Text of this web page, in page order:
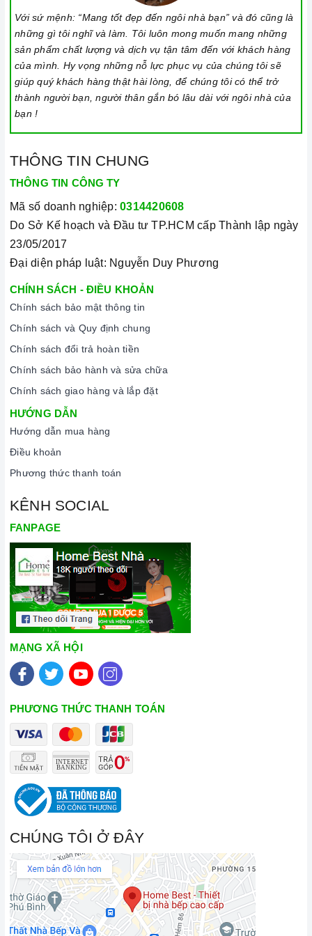
Với sứ mệnh: “Mang tốt đẹp đến ngôi nhà bạn” và đó cũng là
những gì tôi nghĩ và làm. Tôi luôn mong muốn mang những
sản phẩm chất lượng và dịch vụ tận tâm đến với khách hàng
của mình. Hy vọng những nỗ lực phục vụ của chúng tôi sẽ
giúp quý khách hàng thật hài lòng, để chúng tôi có thể trở
thành người bạn, người thân gắn bó lâu dài với ngôi nhà của
bạn !
THÔNG TIN CHUNG
THÔNG TIN CÔNG TY
Mã số doanh nghiệp: 0314420608
Do Sở Kế hoạch và Đầu tư TP.HCM cấp Thành lập ngày
23/05/2017
Đại diện pháp luật: Nguyễn Duy Phương
CHÍNH SÁCH - ĐIỀU KHOẢN
Chính sách bảo mật thông tin
Chính sách và Quy định chung
Chính sách đổi trả hoàn tiền
Chính sách bảo hành và sửa chữa
Chính sách giao hàng và lắp đặt
HƯỚNG DẪN
Hướng dẫn mua hàng
Điều khoản
Phương thức thanh toán
KÊNH SOCIAL
FANPAGE
MẠNG XÃ HỘI
PHƯƠNG THỨC THANH TOÁN
CHÚNG TÔI Ở ĐÂY